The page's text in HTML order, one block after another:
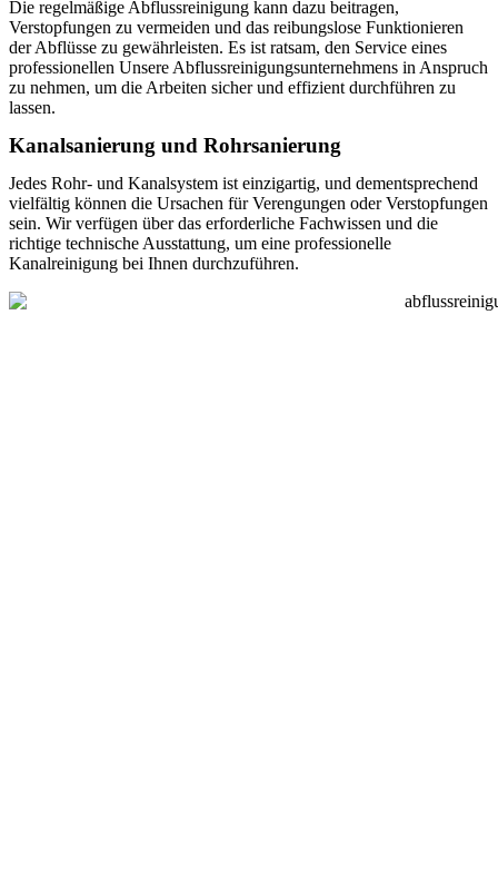
Die regelmäßige Abflussreinigung kann dazu beitragen,
Verstopfungen zu vermeiden und das reibungslose Funktionieren
der Abflüsse zu gewährleisten. Es ist ratsam, den Service eines
professionellen Unsere Abflussreinigungsunternehmens in Anspruch
zu nehmen, um die Arbeiten sicher und effizient durchführen zu
lassen.
Kanalsanierung und Rohrsanierung
Jedes Rohr- und Kanalsystem ist einzigartig, und dementsprechend
vielfältig können die Ursachen für Verengungen oder Verstopfungen
sein. Wir verfügen über das erforderliche Fachwissen und die
richtige technische Ausstattung, um eine professionelle
Kanalreinigung bei Ihnen durchzuführen.